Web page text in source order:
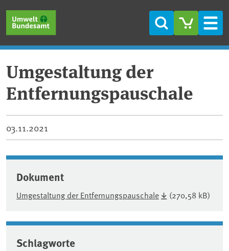
Suche
Umgestaltung der
Entfernungspauschale
03.11.2021
Dokument
Umgestaltung der Entfernungspauschale (270,58 kB)
Schlagworte